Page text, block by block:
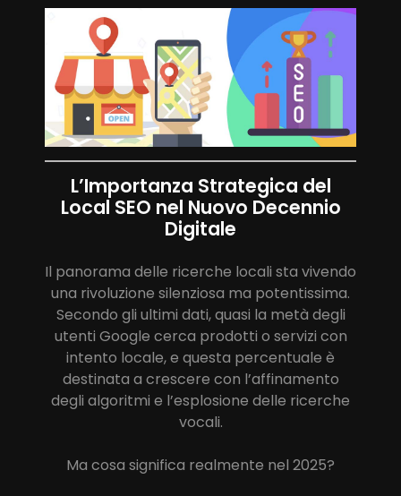
L’Importanza Strategica del
Local SEO nel Nuovo Decennio
Digitale
Il panorama delle ricerche locali sta vivendo
una rivoluzione silenziosa ma potentissima.
Secondo gli ultimi dati, quasi la metà degli
utenti Google cerca prodotti o servizi con
intento locale, e questa percentuale è
destinata a crescere con l’affinamento
degli algoritmi e l’esplosione delle ricerche
vocali.
Ma cosa significa realmente nel 2025?